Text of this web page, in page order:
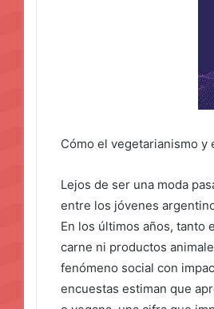
Cómo el vegetarianismo y
Lejos de ser una moda
entre los jóvenes
En los últimos años, tanto
carne ni productos
fenómeno social con
encuestas estiman que